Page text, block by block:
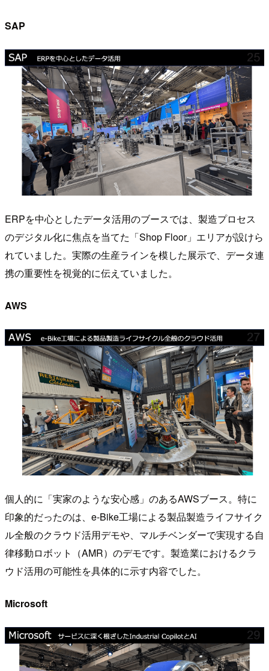
SAP
ERPを中心としたデータ活用のブースでは、製造プロセス
のデジタル化に焦点を当てた「Shop Floor」エリアが設けら
れていました。実際の生産ラインを模した展示で、データ連
携の重要性を視覚的に伝えていました。
AWS
個人的に「実家のような安心感」のあるAWSブース。特に
印象的だったのは、e-Bike工場による製品製造ライフサイク
ル全般のクラウド活用デモや、マルチベンダーで実現する自
律移動ロボット（AMR）のデモです。製造業におけるクラ
ウド活用の可能性を具体的に示す内容でした。
Microsoft